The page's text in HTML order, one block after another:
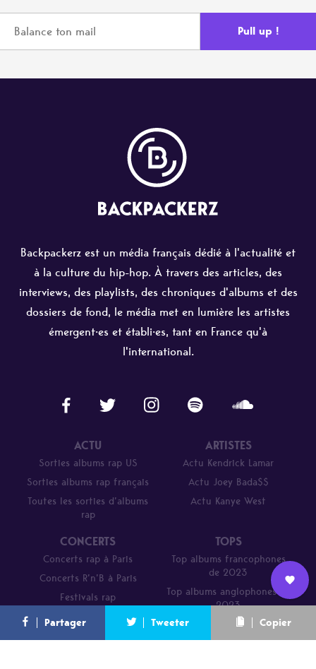
L’équipe
Nous
rejoindre
Newsletter
Partager Tweeter Copier
Backpackerz est un média français dédié à l'actualité et
à la culture du hip-hop. À travers des articles, des
interviews, des playlists, des chroniques d'albums et des
dossiers de fond, le média met en lumière les artistes
émergent·es et établi·es, tant en France qu'à
l'international.
ACTU
Sorties albums rap US
Sorties albums rap français
Toutes les sorties d’albums
rap
ARTISTES
Actu Kendrick Lamar
Actu Joey Bada$$
Actu Kanye West
CONCERTS
Concerts rap à Paris
Concerts R’n’B à Paris
Festivals rap
TOPS
Top albums francophones
de 2023
Top albums anglophones de
2023
Parcours de DJ Mehdi en 20
titres